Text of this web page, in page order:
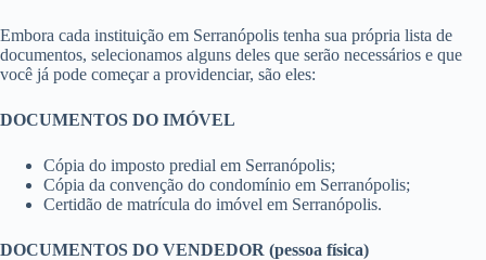
Embora cada instituição em Serranópolis tenha sua própria lista de
documentos, selecionamos alguns deles que serão necessários e que
você já pode começar a providenciar, são eles:
DOCUMENTOS DO IMÓVEL
Cópia do imposto predial em Serranópolis;
Cópia da convenção do condomínio em Serranópolis;
Certidão de matrícula do imóvel em Serranópolis.
DOCUMENTOS DO VENDEDOR (pessoa física)